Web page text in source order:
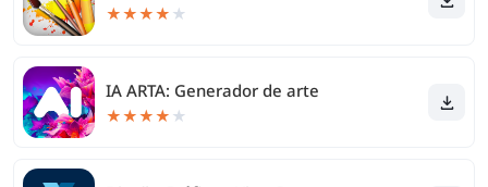
★★★★ ★
IA ARTA: Generador de arte
★★★★ ★